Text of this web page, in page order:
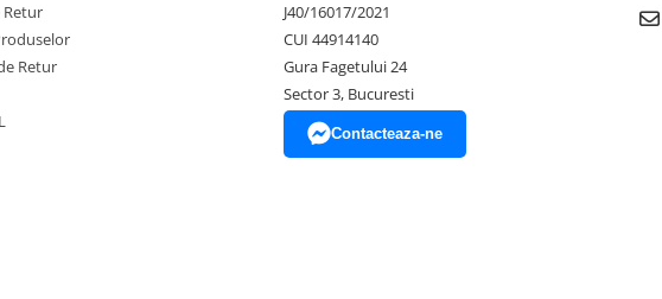
Retur
Retur
J40/16017/2021
CUI 44914140
Gura Fagetului 24
Sector 3, Bucuresti
Contacteaza-ne